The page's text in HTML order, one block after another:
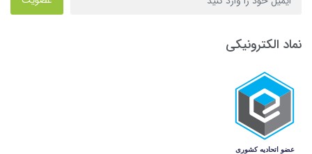
نماد الکترونیکی